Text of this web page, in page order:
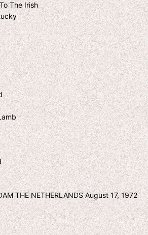
The Irish
THE NETHERLANDS August 17, 1972